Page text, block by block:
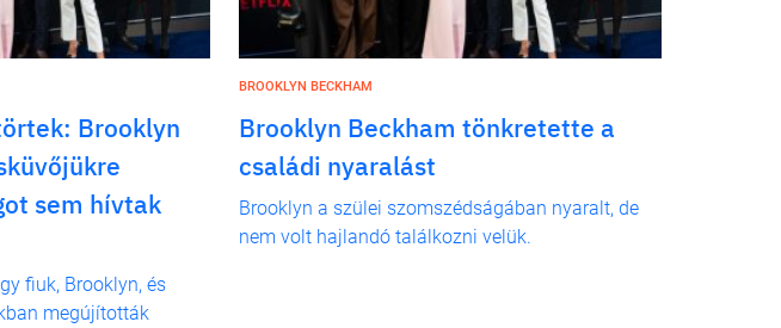
Brooklyn
sem hívtak
fiuk, Brooklyn, és
megújították
BROOKLYN BECKHAM
Brooklyn Beckham tönkretette a
családi nyaralást
Brooklyn a szülei szomszédságában nyaralt, de
nem volt hajlandó találkozni velük.